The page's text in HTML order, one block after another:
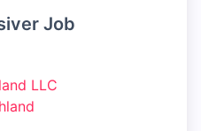
Job
LLC